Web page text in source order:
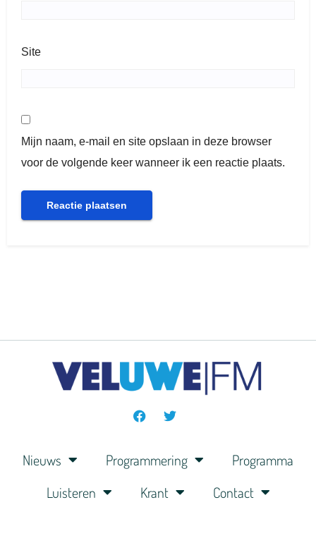
Site
Mijn naam, e-mail en site opslaan in deze browser
voor de volgende keer wanneer ik een reactie plaats.
Nieuws Programmering
Programma
Luisteren
Krant Contact